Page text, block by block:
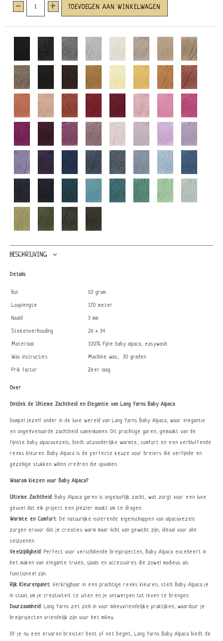
- + TOEVOEGEN AAN WINKELWAGEN
BESCHRIJVING
Details
Bol 50 gram
Looplengte 170 meter
Naald 3 mm
Stekenverhouding 26 x 34
Materiaal 100% Fijne baby alpaca, easywash
Was instructies Machine was, 30 graden
Prik factor Zeer laag
Over
Ontdek de Ultieme Zachtheid en Elegantie van Lang Yarns Baby Alpaca
Dompel jezelf onder in de luxe wereld van Lang Yarns Baby Alpaca, waar elegantie
en ongeëvenaarde zachtheid samenkomen. Dit prachtige garen, gemaakt van de
fijnste baby alpacavezels, biedt uitzonderlijke warmte, comfort en een verbluffende
reeks kleuren. Baby Alpaca is de perfecte keuze voor breiers die verfijnde en
gezellige stukken willen creëren die opvallen.
Waarom kiezen voor Baby Alpaca?
Ultieme Zachtheid: Baby Alpaca garen is ongelooflijk zacht, wat zorgt voor een luxe
gevoel dat elk project een plezier maakt om te dragen.
Warmte en Comfort: De natuurlijke isolerende eigenschappen van alpacavezels
zorgen ervoor dat je creaties warm maar licht van gewicht zijn, ideaal voor alle
seizoenen.
Veelzijdigheid: Perfect voor verschillende breiprojecten, Baby Alpaca excelleert in
het maken van elegante truien, sjaals en accessoires die zowel modieus als
functioneel zijn.
Rijk Kleurenpalet: Verkrijgbaar in een prachtige reeks kleuren, stelt Baby Alpaca je
in staat om je creativiteit te uiten en je ontwerpen tot leven te brengen.
Duurzaamheid: Lang Yarns zet zich in voor milieuvriendelijke praktijken, waardoor je
breiprojecten vriendelijk zijn voor het milieu.
Of je nu een ervaren breister bent of net begint, Lang Yarns Baby Alpaca biedt de